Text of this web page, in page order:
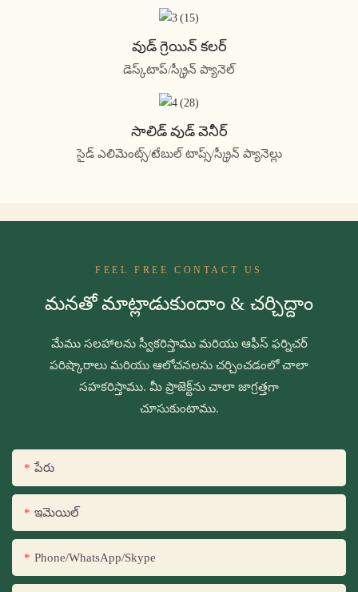
వుడ్ గ్రెయిన్ కలర్
డెస్క్‌టాప్/స్క్రీన్ ప్యానెల్
సాలిడ్ వుడ్ వెనీర్
సైడ్ ఎలిమెంట్స్/టేబుల్ టాప్స్/స్క్రీన్ ప్యానెల్లు
FEEL FREE CONTACT US
మనతో మాట్లాడుకుందాం & చర్చిద్దాం
మేము సలహాలను స్వీకరిస్తాము మరియు ఆఫీస్ ఫర్నిచర్
పరిష్కారాలు మరియు ఆలోచనలను చర్చించడంలో చాలా
సహకరిస్తాము. మీ ప్రాజెక్ట్‌ను చాలా జాగ్రత్తగా
చూసుకుంటాము.
పేరు
ఇమెయిల్
Phone/WhatsApp/Skype